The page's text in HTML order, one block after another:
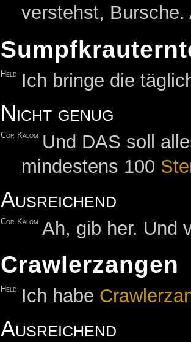
verstehst,
Held Ich bringe die
Nicht genug
Cor Kalom
Und DAS soll
mindestens 100
Ausreichend
Cor Kalom Ah, gib her. Und
Crawlerzangen
Held Ich habe
Ausreichend